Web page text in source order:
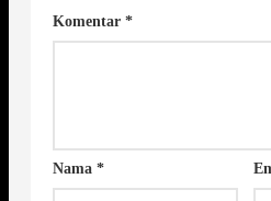
Komentar *
Nama *